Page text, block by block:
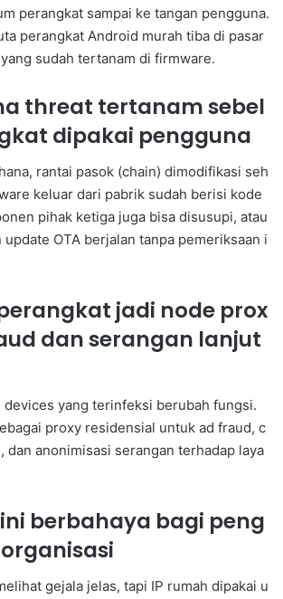
perangkat sampai ke tangan pengguna.
perangkat Android murah tiba di pasar
sudah tertanam di firmware.
threat tertanam sebel
dipakai pengguna
rantai pasok (chain) dimodifikasi seh
keluar dari pabrik sudah berisi kode
pihak ketiga juga bisa disusupi, atau
OTA berjalan tanpa pemeriksaan i
jadi node prox
dan serangan lanjut
devices yang terinfeksi berubah fungsi.
proxy residensial untuk ad fraud, c
dan anonimisasi serangan terhadap laya
berbahaya bagi peng
gejala jelas, tapi IP rumah dipakai u